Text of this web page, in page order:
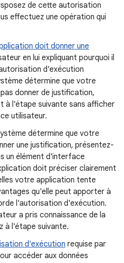
de cette autorisation
effectuez une opération qui
doit donner une
en lui expliquant pourquoi il
d'exécution
détermine que votre
donner de justification,
à l'étape suivante sans afficher
utilisateur.
détermine que votre
une justification, présentez-
un élément d'interface
doit préciser clairement
votre application tente
qu'elle peut apporter à
l'autorisation d'exécution.
a pris connaissance de la
à l'étape suivante.
d'exécution requise par
accéder aux données